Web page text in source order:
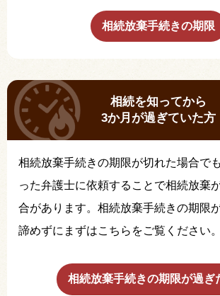
相続放棄手続きの期限
相続を知ってから
3か月が過ぎていた方
相続放棄手続きの期限が切れた場合で
った弁護士に依頼することで相続放棄
合があります。相続放棄手続きの期限
諦めずにまずはこちらをご覧ください。
相続放棄手続きの期限が過ぎ